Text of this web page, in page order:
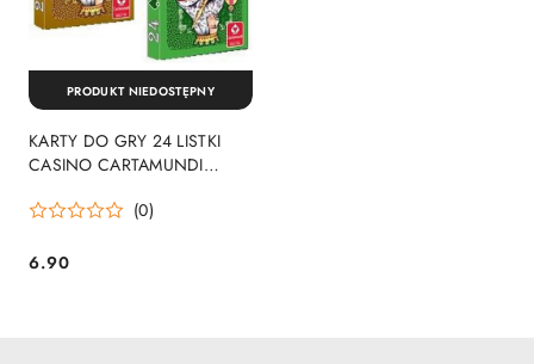
KARTY DO GRY 24 LISTKI
CASINO CARTAMUNDI
(0)
Cena:
6.90
PRODUKT NIEDOSTĘPNY